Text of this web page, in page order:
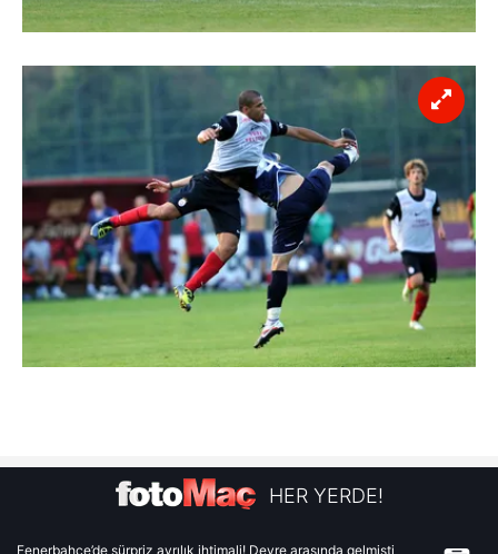
HER YERDE!
Fenerbahçe’de sürpriz ayrılık ihtimali! Devre arasında gelmişti